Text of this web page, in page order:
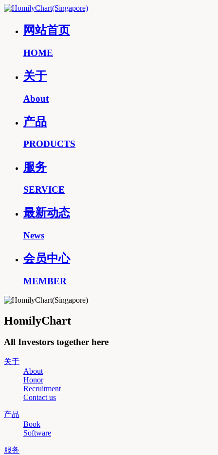
网站首页
HOME
关于
About
产品
PRODUCTS
服务
SERVICE
最新动态
News
会员中心
MEMBER
HomilyChart
All Investors together here
关于
About
Honor
Recruitment
Contact us
产品
Book
Software
服务